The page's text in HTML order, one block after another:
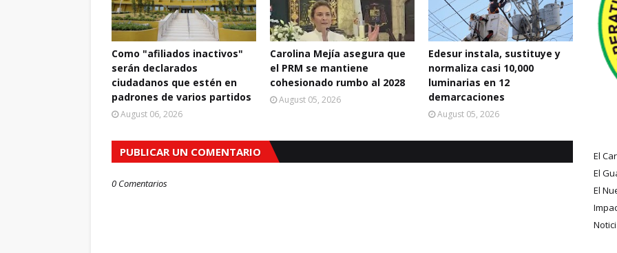
Como "afiliados inactivos"
serán declarados
ciudadanos que estén en
padrones de varios partidos
August 06, 2026
Carolina Mejía asegura que
el PRM se mantiene
cohesionado rumbo al 2028
August 05, 2026
Edesur instala, sustituye y
normaliza casi 10,000
luminarias en 12
demarcaciones
August 05, 2026
PUBLICAR UN COMENTARIO
0 Comentarios
El
El
El